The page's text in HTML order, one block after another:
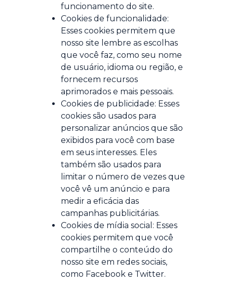
funcionamento do site.
Cookies de funcionalidade:
Esses cookies permitem que
nosso site lembre as escolhas
que você faz, como seu nome
de usuário, idioma ou região, e
fornecem recursos
aprimorados e mais pessoais.
Cookies de publicidade: Esses
cookies são usados para
personalizar anúncios que são
exibidos para você com base
em seus interesses. Eles
também são usados para
limitar o número de vezes que
você vê um anúncio e para
medir a eficácia das
campanhas publicitárias.
Cookies de mídia social: Esses
cookies permitem que você
compartilhe o conteúdo do
nosso site em redes sociais,
como Facebook e Twitter.